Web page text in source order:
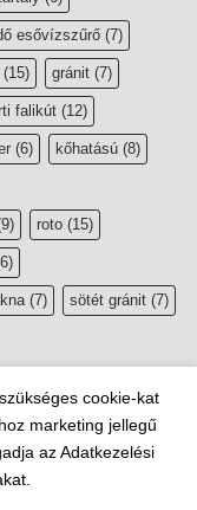
esővízszűrő (7)
(15) gránit (7)
falikút (12)
(6) kőhatású (8)
roto (15)
(7) sötét gránit (7)
webáruház
cookie-kat
marketing jellegű
az Adatkezelési